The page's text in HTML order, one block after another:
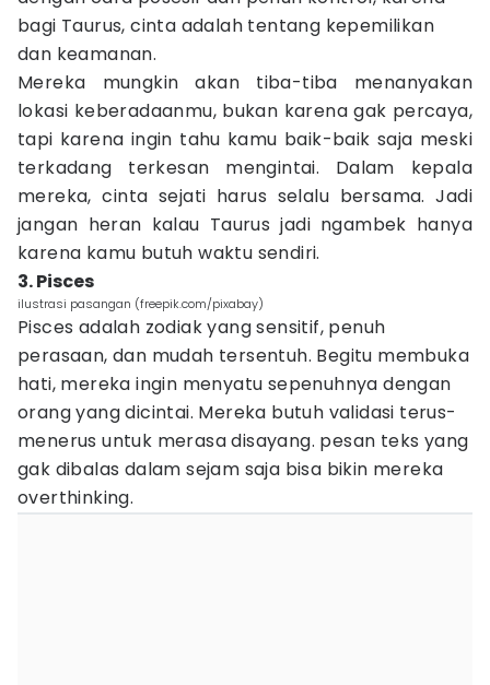
bagi Taurus, cinta adalah tentang kepemilikan
dan keamanan.
Mereka mungkin akan tiba-tiba menanyakan
lokasi keberadaanmu, bukan karena gak percaya,
tapi karena ingin tahu kamu baik-baik saja meski
terkadang terkesan mengintai. Dalam kepala
mereka, cinta sejati harus selalu bersama. Jadi
jangan heran kalau Taurus jadi ngambek hanya
karena kamu butuh waktu sendiri.
3. Pisces
ilustrasi pasangan (freepik.com/pixabay)
Pisces adalah zodiak yang sensitif, penuh
perasaan, dan mudah tersentuh. Begitu membuka
hati, mereka ingin menyatu sepenuhnya dengan
orang yang dicintai. Mereka butuh validasi terus-
menerus untuk merasa disayang. pesan teks yang
gak dibalas dalam sejam saja bisa bikin mereka
overthinking.